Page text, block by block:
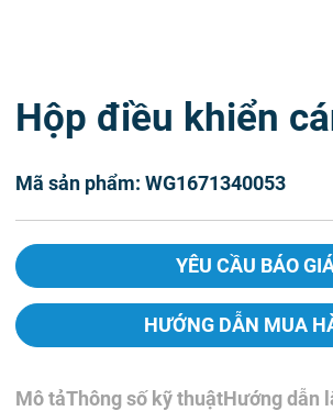
Hộp điều khiển
Mã sản phẩm: WG1671340053
YÊU CẦU BÁO
HƯỚNG DẪN MUA
Mô tảThông số kỹ thuậtHướng dẫn